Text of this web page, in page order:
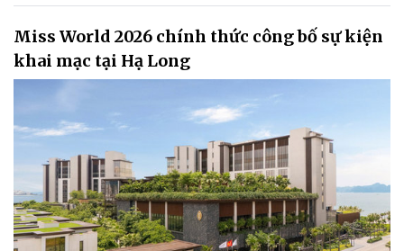
Miss World 2026 chính thức công bố sự kiện
khai mạc tại Hạ Long